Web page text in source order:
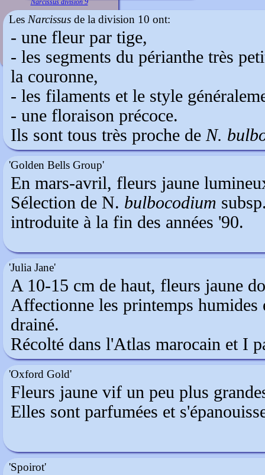
Narcissus division 9
Les Narcissus de la division 10 ont:
- une fleur par tige,
- les segments du périanthe très
la couronne,
- les filaments et le style
- une floraison précoce.
Ils sont tous très proche de N.
'Golden Bells Group'
En mars-avril, fleurs jaune
Sélection de N. bulbocodium
introduite à la fin des années '90.
'Julia Jane'
A 10-15 cm de haut, fleurs jaune
Affectionne les printemps humides
drainé.
Récolté dans l'Atlas marocain et I
'Oxford Gold'
Fleurs jaune vif un peu plus
Elles sont parfumées et
'Spoirot'